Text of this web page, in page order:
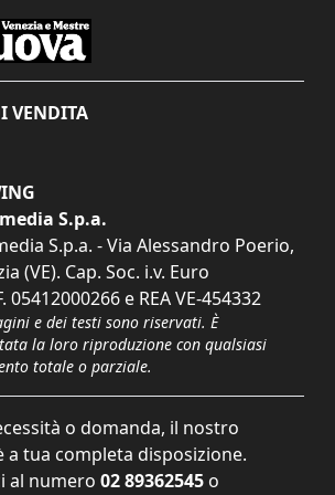
VENDITA
S.p.a.
S.p.a. - Via Alessandro Poerio,
(VE). Cap. Soc. i.v. Euro
05412000266 e REA VE-454332
e dei testi sono riservati. È
la loro riproduzione con qualsiasi
totale o parziale.
o domanda, il nostro
a tua completa disposizione.
al numero 02 89362545 o